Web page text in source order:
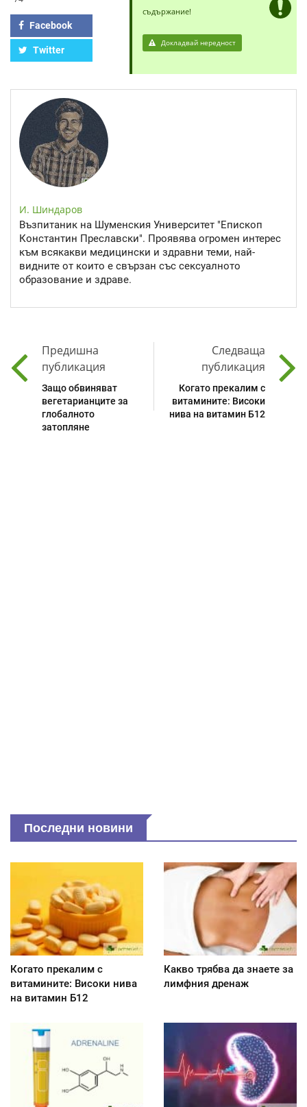
Facebook
Twitter
съдържание!
Докладвай нередност
И. Шиндаров
Възпитаник на Шуменския Университет "Епископ
Константин Преславски". Проявява огромен интерес
към всякакви медицински и здравни теми, най-
видните от които е свързан със сексуалното
образование и здраве.
Предишна
публикация
Защо обвиняват
вегетарианците за
глобалното
затопляне
Следваща
публикация
Когато прекалим с
витамините: Високи
нива на витамин Б12
Последни новини
Когато прекалим с
витамините: Високи нива
на витамин Б12
Какво трябва да знаете за
лимфния дренаж